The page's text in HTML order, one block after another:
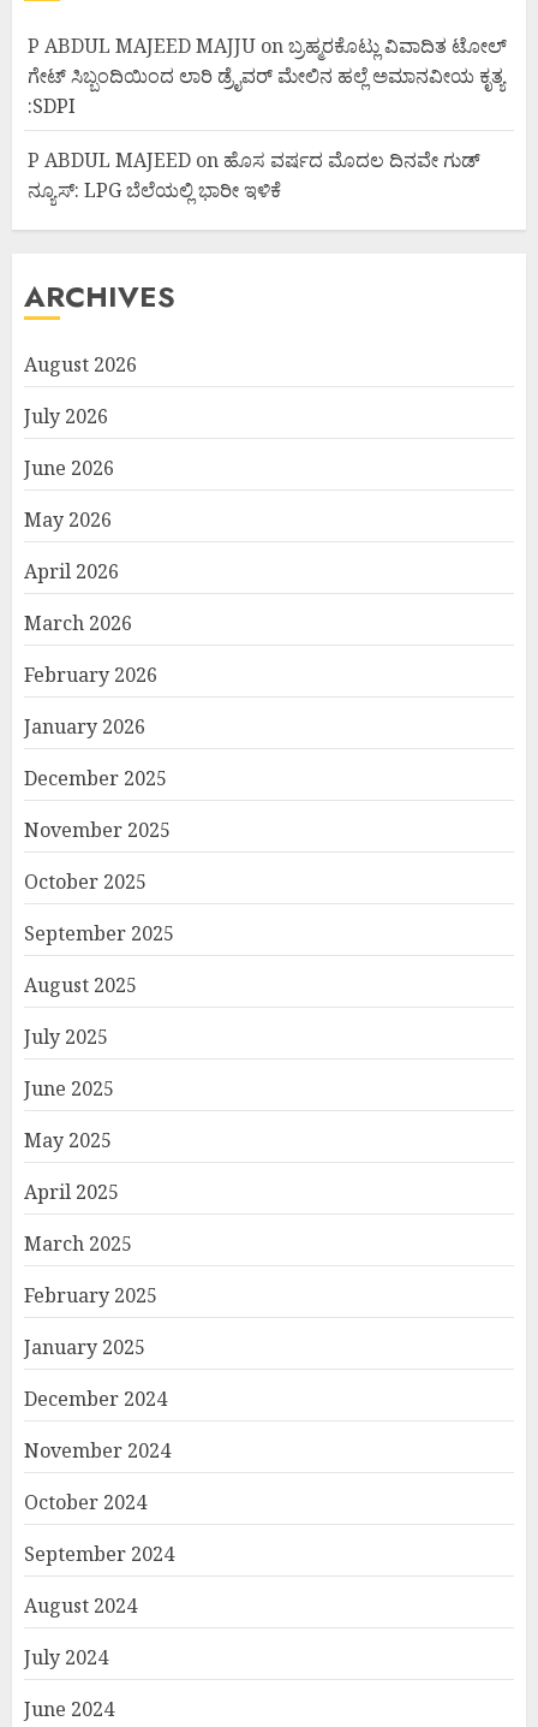
P ABDUL MAJEED MAJJU onಬ್ರಹ್ಮರಕೊಟ್ಲು ವಿವಾದಿತ ಟೋಲ್
ಗೇಟ್ ಸಿಬ್ಬಂದಿಯಿಂದ ಲಾರಿ ಡ್ರೈವರ್ ಮೇಲಿನ ಹಲ್ಲೆ ಅಮಾನವೀಯ ಕೃತ್ಯ
:SDPI
P ABDUL MAJEED on ಹೊಸ ವರ್ಷದ ಮೊದಲ ದಿನವೇ ಗುಡ್
ನ್ಯೂಸ್: LPG ಬೆಲೆಯಲ್ಲಿ ಭಾರೀ ಇಳಿಕೆ
ARCHIVES
August 2026
July 2026
June 2026
May 2026
April 2026
March 2026
February 2026
January 2026
December 2025
November 2025
October 2025
September 2025
August 2025
July 2025
June 2025
May 2025
April 2025
March 2025
February 2025
January 2025
December 2024
November 2024
October 2024
September 2024
August 2024
July 2024
June 2024